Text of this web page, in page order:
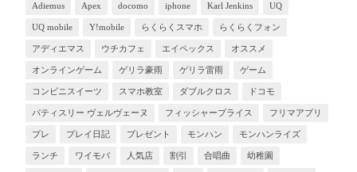
Adiemus Apex docomo iphone Karl Jenkins UQ
UQ mobile Y!mobile らくらくスマホ らくらくフォン
アディエマス ウチカフェ エイペックス オススメ
オンラインゲーム ゲリラ豪雨 ゲリラ雷雨 ゲーム
コンビニスイーツ スマホ教室 ダブルクロス ドコモ
パティスリー ヴェルヴェーヌ フィッシャープライス フリマアプリ
プレ プレイ日記 プレゼント モンハン モンハンライズ
ランチ ワイモバ 人気店 割引 合唱曲 幼稚園